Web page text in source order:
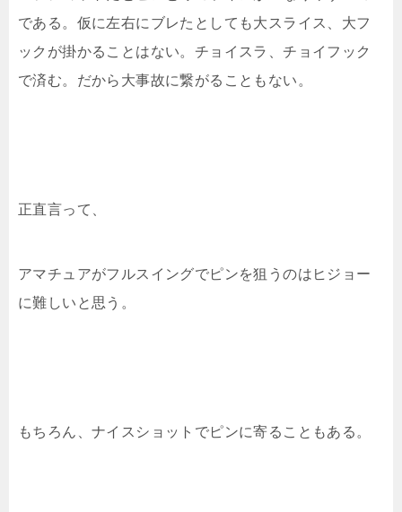
である。仮に左右にブレたとしても大スライス、大フ
ックが掛かることはない。チョイスラ、チョイフック
で済む。だから大事故に繋がることもない。
正直言って、
アマチュアがフルスイングでピンを狙うのはヒジョー
に難しいと思う。
もちろん、ナイスショットでピンに寄ることもある。